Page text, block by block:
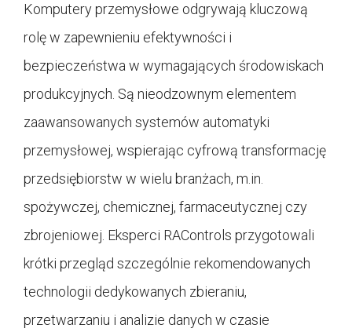
Komputery przemysłowe odgrywają kluczową
rolę w zapewnieniu efektywności i
bezpieczeństwa w wymagających środowiskach
produkcyjnych. Są nieodzownym elementem
zaawansowanych systemów automatyki
przemysłowej, wspierając cyfrową transformację
przedsiębiorstw w wielu branżach, m.in.
spożywczej, chemicznej, farmaceutycznej czy
zbrojeniowej. Eksperci RAControls przygotowali
krótki przegląd szczególnie rekomendowanych
technologii dedykowanych zbieraniu,
przetwarzaniu i analizie danych w czasie